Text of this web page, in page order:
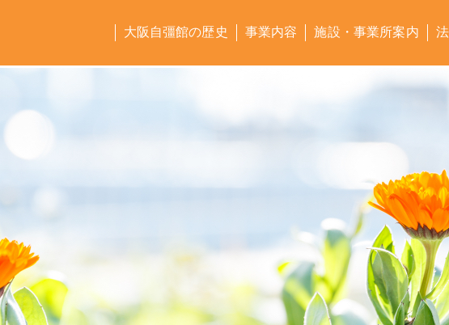
大阪自彊館の歴史 事業内容 施設・事業所案内